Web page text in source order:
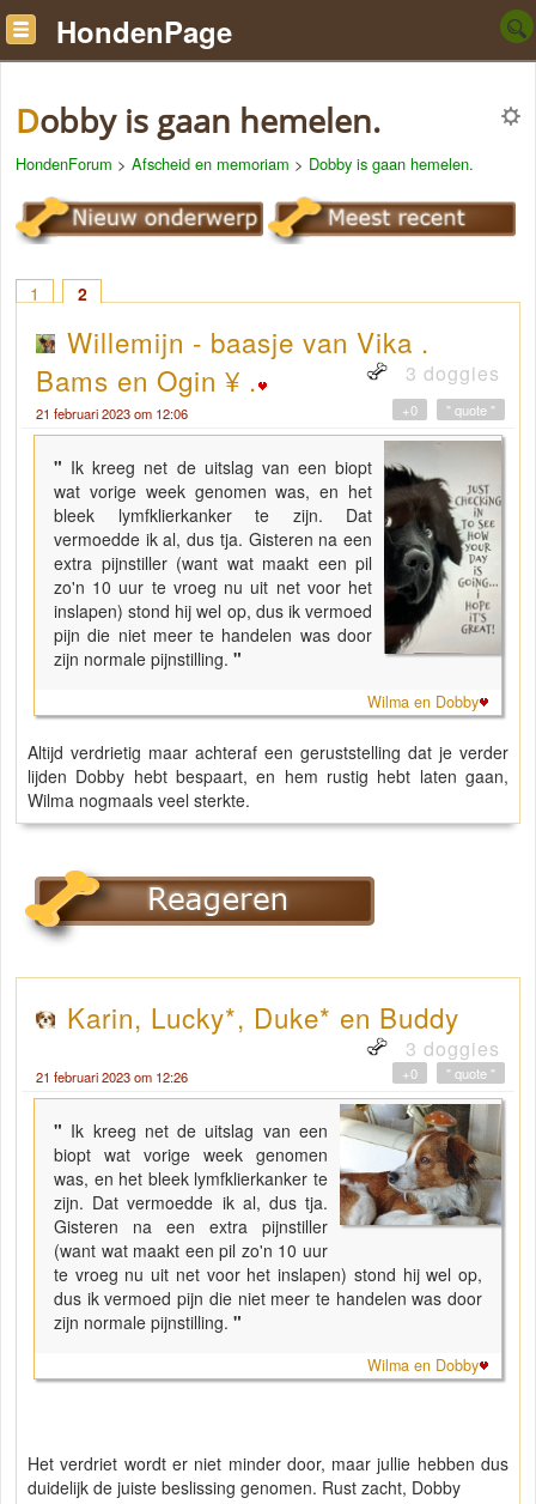
HondenPage
Dobby is gaan hemelen.
HondenForum > Afscheid en memoriam > Dobby is gaan hemelen.
1 2
Willemijn - baasje van Vika .
Bams en Ogin ¥ .
3 doggies
21 februari 2023 om 12:06 " quote "
+0
" Ik kreeg net de uitslag van een biopt
wat vorige week genomen was, en het
bleek lymfklierkanker te zijn. Dat
vermoedde ik al, dus tja. Gisteren na een
extra pijnstiller (want wat maakt een pil
zo'n 10 uur te vroeg nu uit net voor het
inslapen) stond hij wel op, dus ik vermoed
pijn die niet meer te handelen was door
zijn normale pijnstilling. "
Wilma en Dobby
Altijd verdrietig maar achteraf een geruststelling dat je verder
lijden Dobby hebt bespaart, en hem rustig hebt laten gaan,
Wilma nogmaals veel sterkte.
Karin, Lucky*, Duke* en Buddy
3 doggies
21 februari 2023 om 12:26 " quote "
+0
" Ik kreeg net de uitslag van een
biopt wat vorige week genomen
was, en het bleek lymfklierkanker te
zijn. Dat vermoedde ik al, dus tja.
Gisteren na een extra pijnstiller
(want wat maakt een pil zo'n 10 uur
te vroeg nu uit net voor het inslapen) stond hij wel op,
dus ik vermoed pijn die niet meer te handelen was door
zijn normale pijnstilling. "
Wilma en Dobby
Het verdriet wordt er niet minder door, maar jullie hebben dus
duidelijk de juiste beslissing genomen. Rust zacht, Dobby